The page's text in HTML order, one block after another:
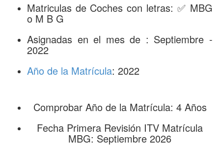
Matriculas de Coches con letras: ✅ MBG
o M B G
Asignadas en el mes de : Septiembre -
2022
Año de la Matrícula: 2022
Comprobar Año de la Matrícula: 4 Años
Fecha Primera Revisión ITV Matrícula
MBG: Septiembre 2026